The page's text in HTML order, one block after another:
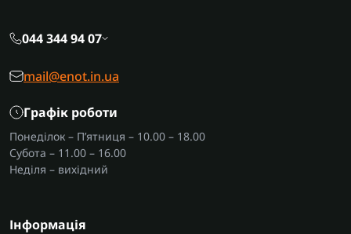
044 344 94 07
mail@enot.in.ua
Графік роботи
Понеділок – П’ятниця – 10.00 – 18.00
Субота – 11.00 – 16.00
Неділя – вихідний
Інформація